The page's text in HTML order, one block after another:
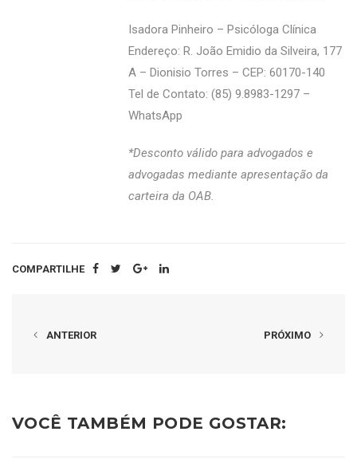
Isadora Pinheiro – Psicóloga Clínica
Endereço: R. João Emidio da Silveira, 177
A – Dionisio Torres – CEP: 60170-140
Tel de Contato: (85) 9.8983-1297 –
WhatsApp
*Desconto válido para advogados e
advogadas mediante apresentação da
carteira da OAB.
COMPARTILHE
ANTERIOR PRÓXIMO
VOCÊ TAMBÉM PODE GOSTAR: